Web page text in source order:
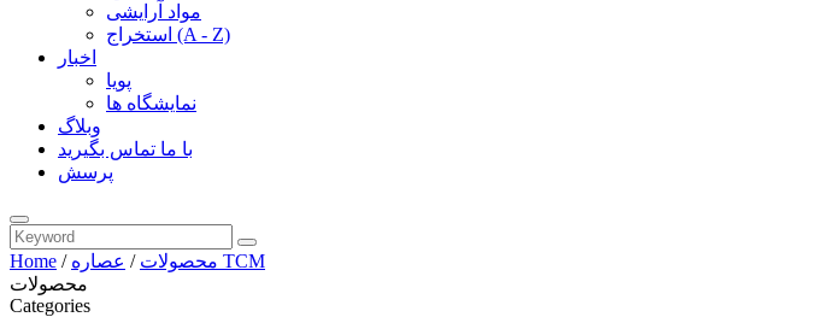
مواد آرایشی
استخراج (A - Z)
اخبار
پویا
نمایشگاه ها
وبلاگ
با ما تماس بگیرید
پرسش
Home / محصولات /
عصاره TCM
محصولات
Categories